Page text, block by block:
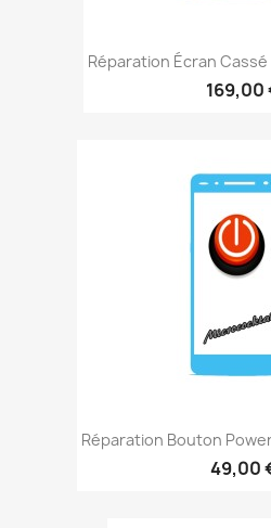
Réparation Écran
169,00
Réparation Bouton
49,00